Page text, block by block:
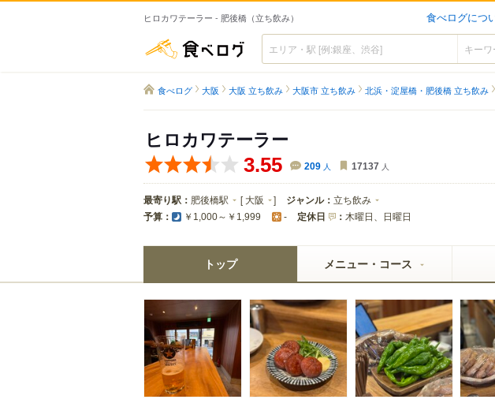
ヒロカワテーラー - 肥後橋（立ち飲み） 食べログにつ
食べログ
食べログ 大阪 大阪 立ち飲み 大阪市 立ち飲み 北浜・淀屋橋・肥後橋 立ち飲み
ヒロカワテーラー
3.55 209 人 17137 人
最寄り駅： 肥後橋駅 [ 大阪 ] ジャンル： 立ち飲み
予算： ￥1,000～￥1,999 - 定休日 ： 木曜日、日曜日
トップ メニュー・コース